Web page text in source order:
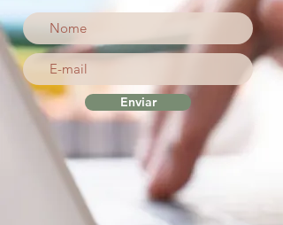
Enviar